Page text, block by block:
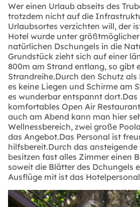
Wer einen Urlaub abseits des
trotzdem nicht auf die
Urlaubsortes verzichten will, der
Hotel wurde unter
natürlichen Dschungels in die
Grundstück zieht sich auf einer
800m am Strand entlang, so gibt
Strandreihe.Durch den Schutz
es keine Liegen und Schirme am
es wunderbar entspannt dort.Das
komfortables Open Air
auch am Abend kann man hier
Wellnessbereich, zwei große
das Angebot.Das Personal ist
hilfsbereit.Durch das
besitzen fast alles Zimmer einen
soweit die Blätter des Dchungels
Ausflüge mit ist das